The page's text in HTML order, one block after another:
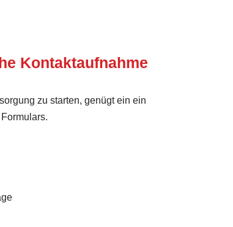
Kontaktaufnahme
zu starten, genügt ein ein